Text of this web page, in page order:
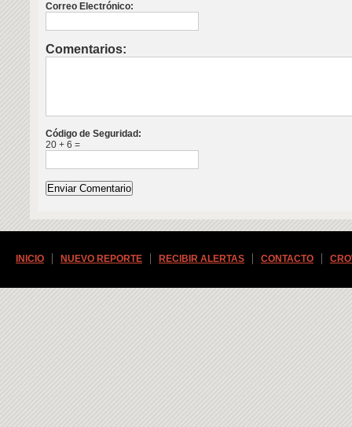
Correo Electrónico:
Comentarios:
Código de Seguridad:
20 + 6 =
INICIO NUEVO REPORTE RECIBIR ALERTAS CONTACTO